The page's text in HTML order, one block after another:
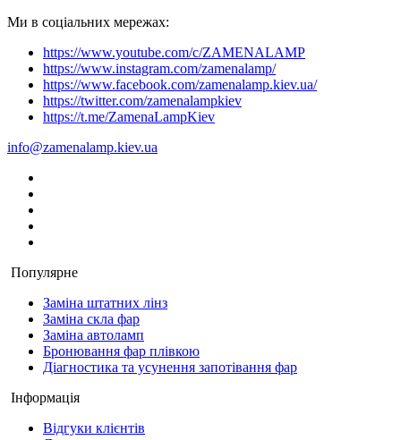
Ми в соціальних мережах:
https://www.youtube.com/c/ZAMENALAMP
https://www.instagram.com/zamenalamp/
https://www.facebook.com/zamenalamp.kiev.ua/
https://twitter.com/zamenalampkiev
https://t.me/ZamenaLampKiev
info@zamenalamp.kiev.ua
Популярне
Заміна штатних лінз
Заміна скла фар
Заміна автоламп
Бронювання фар плівкою
Діагностика та усунення запотівання фар
Інформація
Відгуки клієнтів